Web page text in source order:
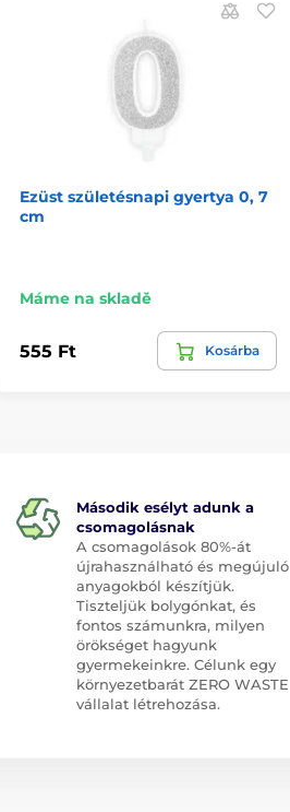
Ezüst születésnapi gyertya 0, 7
cm
Máme na skladě
555 Ft Kosárba
Második esélyt adunk a
csomagolásnak
A csomagolások 80%-át
újrahasználható és megújuló
anyagokból készítjük.
Tiszteljük bolygónkat, és
fontos számunkra, milyen
örökséget hagyunk
gyermekeinkre. Célunk egy
környezetbarát ZERO WASTE
vállalat létrehozása.